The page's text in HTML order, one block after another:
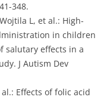
348.
L, et al.: High-
in children
salutary effects in a
J Autism Dev
Effects of folic acid